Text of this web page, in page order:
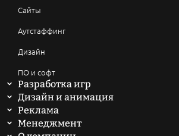
Сайты
Аутстаффинг
Дизайн
ПО и софт
Разработка игр
Мобильные игры
Компьютерные игры
Дизайн и анимация
2D анимация
3D анимация
Реклама
SEO продвижение сайтов
Менеджмент